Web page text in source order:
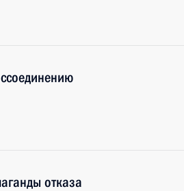
отказа